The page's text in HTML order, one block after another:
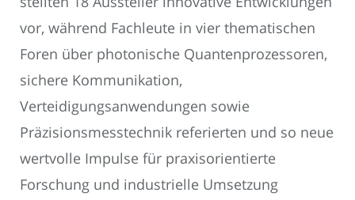
vor, während Fachleute in vier thematischen
Foren über photonische Quantenprozessoren,
sichere Kommunikation,
Verteidigungsanwendungen sowie
Präzisionsmesstechnik referierten und so neue
wertvolle Impulse für praxisorientierte
Forschung und industrielle Umsetzung